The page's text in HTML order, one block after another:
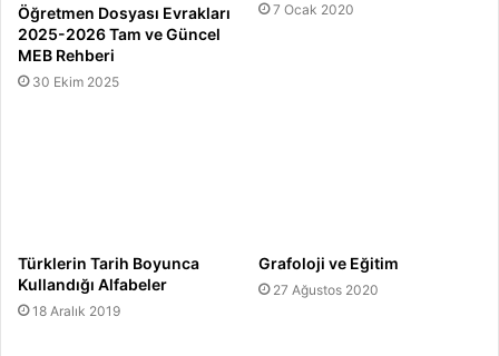
Öğretmen Dosyası Evrakları
2025-2026 Tam ve Güncel
MEB Rehberi
30 Ekim 2025
7 Ocak 2020
Türklerin Tarih Boyunca
Kullandığı Alfabeler
18 Aralık 2019
Grafoloji ve Eğitim
27 Ağustos 2020